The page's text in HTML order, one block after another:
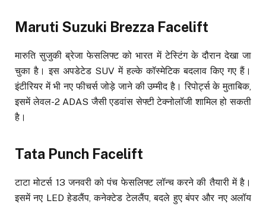
Maruti Suzuki Brezza Facelift
मारुति सुजुकी ब्रेजा फेसलिफ्ट को भारत में टेस्टिंग के दौरान देखा जा
चुका है। इस अपडेटेड SUV में हल्के कॉस्मेटिक बदलाव किए गए हैं।
इंटीरियर में भी नए फीचर्स जोड़े जाने की उम्मीद है। रिपोर्ट्स के मुताबिक,
इसमें लेवल-2 ADAS जैसी एडवांस सेफ्टी टेक्नोलॉजी शामिल हो सकती
है।
Tata Punch Facelift
टाटा मोटर्स 13 जनवरी को पंच फेसलिफ्ट लॉन्च करने की तैयारी में है।
इसमें नए LED हेडलैंप, कनेक्टेड टेललैंप, बदले हुए बंपर और नए अलॉय